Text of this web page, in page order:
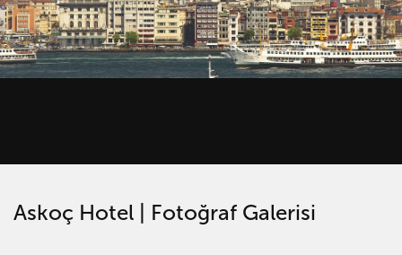
Askoç Hotel | Fotoğraf Galerisi